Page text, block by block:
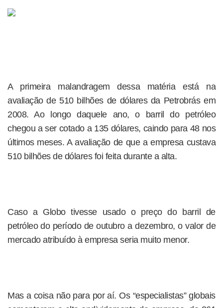
A primeira malandragem dessa matéria está na
avaliação de 510 bilhões de dólares da Petrobrás em
2008. Ao longo daquele ano, o barril do petróleo
chegou a ser cotado a 135 dólares, caindo para 48 nos
últimos meses. A avaliação de que a empresa custava
510 bilhões de dólares foi feita durante a alta.
Caso a Globo tivesse usado o preço do barril de
petróleo do período de outubro a dezembro, o valor de
mercado atribuído à empresa seria muito menor.
Mas a coisa não para por aí. Os “especialistas” globais